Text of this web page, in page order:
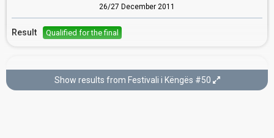
26/27 December 2011
Result Qualified for the final
Final
Show results from Festivali i Këngës #50